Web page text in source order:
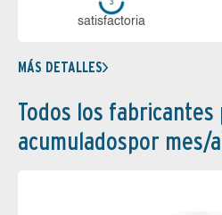
sa­tis­fac­to­ria
MÁS DETALLES
Todos los fabricantes
acumuladospor mes/